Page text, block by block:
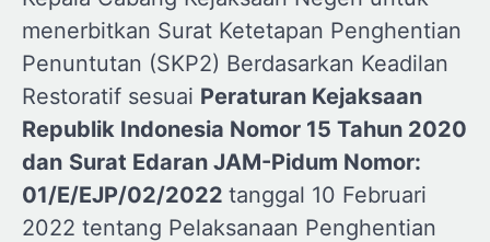
menerbitkan Surat Ketetapan Penghentian
Penuntutan (SKP2) Berdasarkan Keadilan
Restoratif sesuai Peraturan Kejaksaan
Republik Indonesia Nomor 15 Tahun 2020
dan Surat Edaran JAM-Pidum Nomor:
01/E/EJP/02/2022 tanggal 10 Februari
2022 tentang Pelaksanaan Penghentian